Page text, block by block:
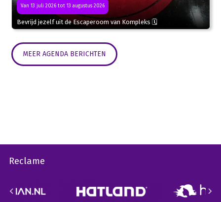
Van 13 juli 2026 tot 13 augustus 2026
Bevrijd jezelf uit de Escaperoom van Kompleks 🗓
MEER AGENDA BERICHTEN
Reclame